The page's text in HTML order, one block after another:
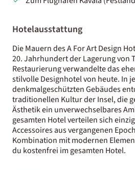
Hotelausstattung
Die Mauern des A For Art Design
20. Jahrhundert der Lagerung von
Restaurierung verwandelte das
stilvolle Designhotel von heute. In
denkmalgeschützten Gebäudes
traditionellen Kultur der Insel, die
Ästhetik ein unverwechselbares
gesamten Hotel verteilen sich
Accessoires aus vergangenen
Kombination mit modernen
du kostenfrei im gesamten Hotel.